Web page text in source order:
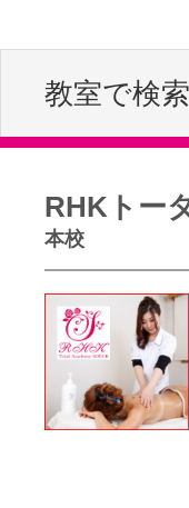
教室で検索
RHKトー
本校